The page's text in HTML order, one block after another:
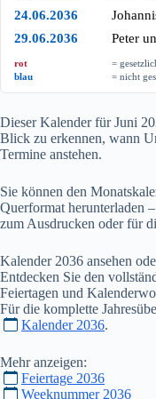
24.06.2036
29.06.2036
Peter
rot
=
blau
= nicht ges.
Dieser Kalender für Juni
Blick zu erkennen, wann
Termine anstehen.
Sie können den
Querformat herunterladen
zum Ausdrucken oder für
Kalender 2036 ansehen
Entdecken Sie den
Feiertagen und
Für die komplette
Kalender 2036.
Mehr anzeigen:
Feiertage 2036
Weeknummer 2036